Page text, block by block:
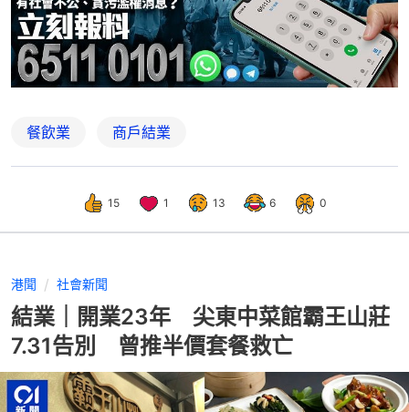
餐飲業 商戶結業
15 1 13 6 0
港聞 社會新聞
結業｜開業23年 尖東中菜館霸王山莊
7.31告別 曾推半價套餐救亡